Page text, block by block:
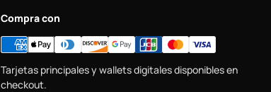
Compra con
Tarjetas principales y wallets digitales disponibles en
checkout.